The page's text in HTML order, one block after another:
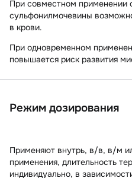
При совместном применении
сульфонилмочевины
в крови.
При одновременном
повышается риск развития
Режим дозирования
Применяют внутрь, в/в, в/м
применения, длительность
индивидуально, в